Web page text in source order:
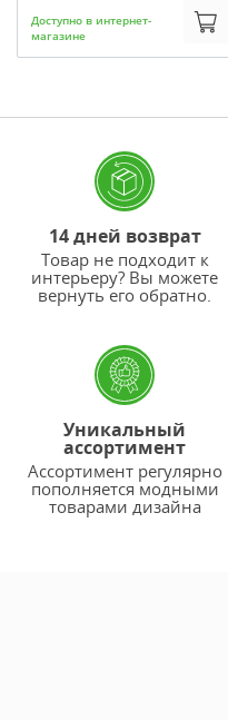
Доступно в интернет-
магазине
14 дней возврат
Товар не подходит к
интерьеру? Вы можете
вернуть его обратно.
Уникальный
ассортимент
Ассортимент регулярно
пополняется модными
товарами дизайна